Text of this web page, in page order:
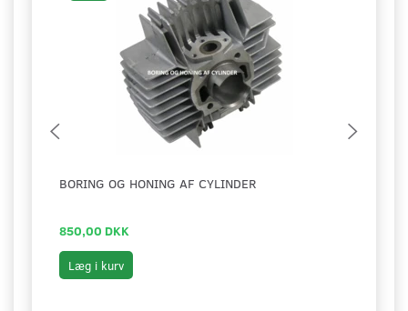
BORING OG HONING AF CYLINDER
850,00 DKK
Læg i kurv